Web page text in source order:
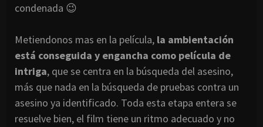
condenada 😉
Metiendonos mas en la película, la ambientación
está conseguida y engancha como película de
intriga, que se centra en la búsqueda del asesino,
más que nada en la búsqueda de pruebas contra un
asesino ya identificado. Toda esta etapa entera se
resuelve bien, el film tiene un ritmo adecuado y no